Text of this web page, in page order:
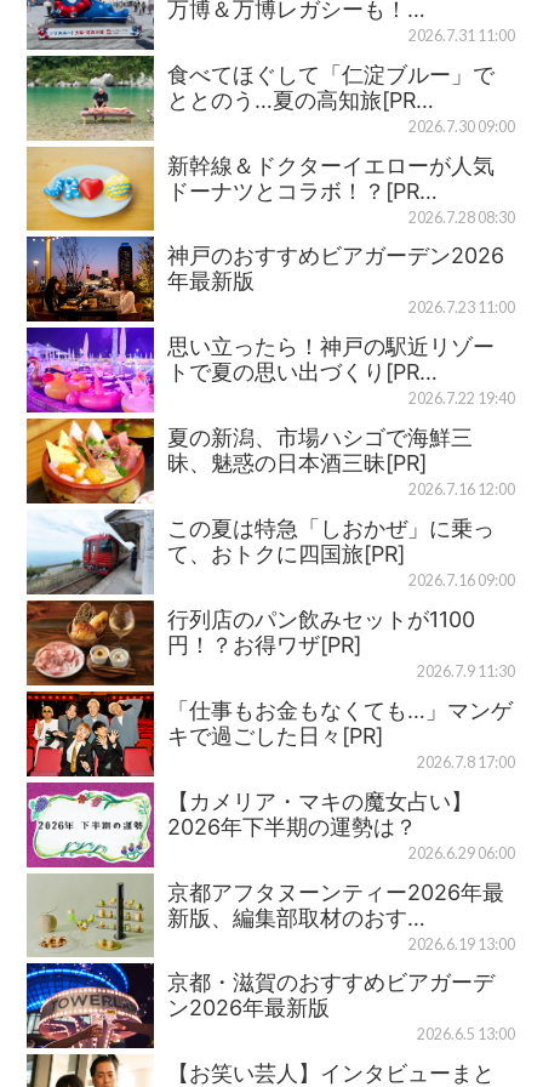
万博＆万博レガシーも！…
2026.7.31 11:00
食べてほぐして「仁淀ブルー」で
ととのう…夏の高知旅[PR…
2026.7.30 09:00
新幹線＆ドクターイエローが人気
ドーナツとコラボ！？[PR…
2026.7.28 08:30
神戸のおすすめビアガーデン2026
年最新版
2026.7.23 11:00
思い立ったら！神戸の駅近リゾー
トで夏の思い出づくり[PR…
2026.7.22 19:40
夏の新潟、市場ハシゴで海鮮三
昧、魅惑の日本酒三昧[PR]
2026.7.16 12:00
この夏は特急「しおかぜ」に乗っ
て、おトクに四国旅[PR]
2026.7.16 09:00
行列店のパン飲みセットが1100
円！？お得ワザ[PR]
2026.7.9 11:30
「仕事もお金もなくても…」マンゲ
キで過ごした日々[PR]
2026.7.8 17:00
【カメリア・マキの魔女占い】
2026年下半期の運勢は？
2026.6.29 06:00
京都アフタヌーンティー2026年最
新版、編集部取材のおす…
2026.6.19 13:00
京都・滋賀のおすすめビアガーデ
ン2026年最新版
2026.6.5 13:00
【お笑い芸人】インタビューまと